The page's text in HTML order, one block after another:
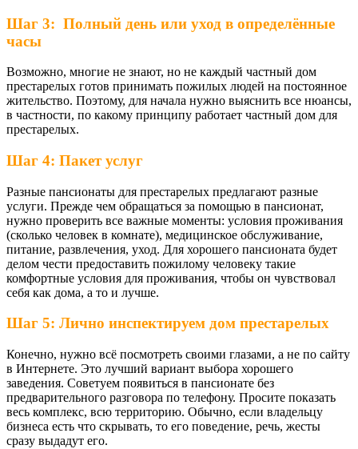
Шаг 3: Полный день или уход в определённые
часы
Возможно, многие не знают, но не каждый частный дом
престарелых готов принимать пожилых людей на постоянное
жительство. Поэтому, для начала нужно выяснить все нюансы,
в частности, по какому принципу работает частный дом для
престарелых.
Шаг 4: Пакет услуг
Разные пансионаты для престарелых предлагают разные
услуги. Прежде чем обращаться за помощью в пансионат,
нужно проверить все важные моменты: условия проживания
(сколько человек в комнате), медицинское обслуживание,
питание, развлечения, уход. Для хорошего пансионата будет
делом чести предоставить пожилому человеку такие
комфортные условия для проживания, чтобы он чувствовал
себя как дома, а то и лучше.
Шаг 5: Лично инспектируем дом престарелых
Конечно, нужно всё посмотреть своими глазами, а не по сайту
в Интернете. Это лучший вариант выбора хорошего
заведения. Советуем появиться в пансионате без
предварительного разговора по телефону. Просите показать
весь комплекс, всю территорию. Обычно, если владельцу
бизнеса есть что скрывать, то его поведение, речь, жесты
сразу выдадут его.